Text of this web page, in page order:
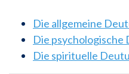
Die allgemeine
Die psychologische
Die spirituelle